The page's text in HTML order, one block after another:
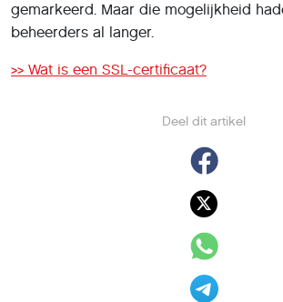
Deel dit artikel
gemarkeerd. Maar die mogelijkheid
beheerders al langer.
>> Wat is een SSL-certificaat?